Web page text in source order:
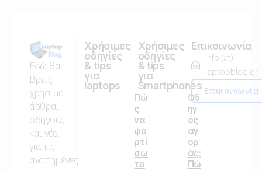
Εδώ θα
Βρεις
χρήσιμα
άρθρα,
οδηγούς
και νέα
για τις
αγαπημένες
Χρήσιμες
οδηγίες
& tips
για
laptops
Πώ
ς
να
φο
ρτί
σω
το
Χρήσιμες
οδηγίες
& tips
για
Smartphones
Οδ
ηγ
ός
αγ
ορ
άς:
Πώ
Επικοινωνία
info (at)
laptopblog.gr
Επικοινωνία